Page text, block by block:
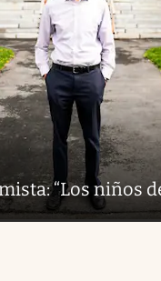
“Los niños